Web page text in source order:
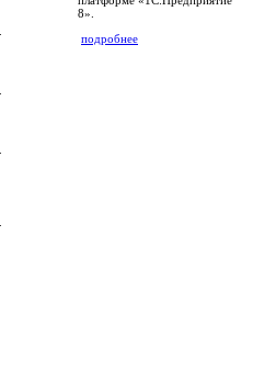
8».
подробнее